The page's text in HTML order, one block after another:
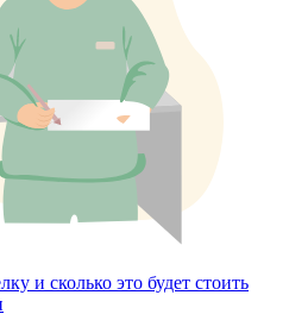
и сколько это будет стоить